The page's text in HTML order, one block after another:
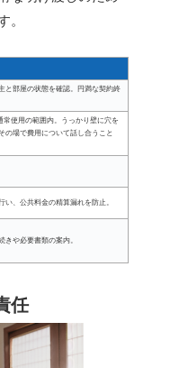
。
と部屋の状態を確認。円満な契約終
使用の範囲内。うっかり壁に穴を
の場で費用について話し合うこと
、公共料金の精算漏れを防止。
きや必要書類の案内。
任